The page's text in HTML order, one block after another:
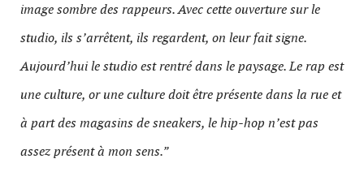
image sombre des rappeurs. Avec cette ouverture sur le
studio, ils s’arrêtent, ils regardent, on leur fait signe.
Aujourd’hui le studio est rentré dans le paysage. Le rap est
une culture, or une culture doit être présente dans la rue et
à part des magasins de sneakers, le hip-hop n’est pas
assez présent à mon sens.”